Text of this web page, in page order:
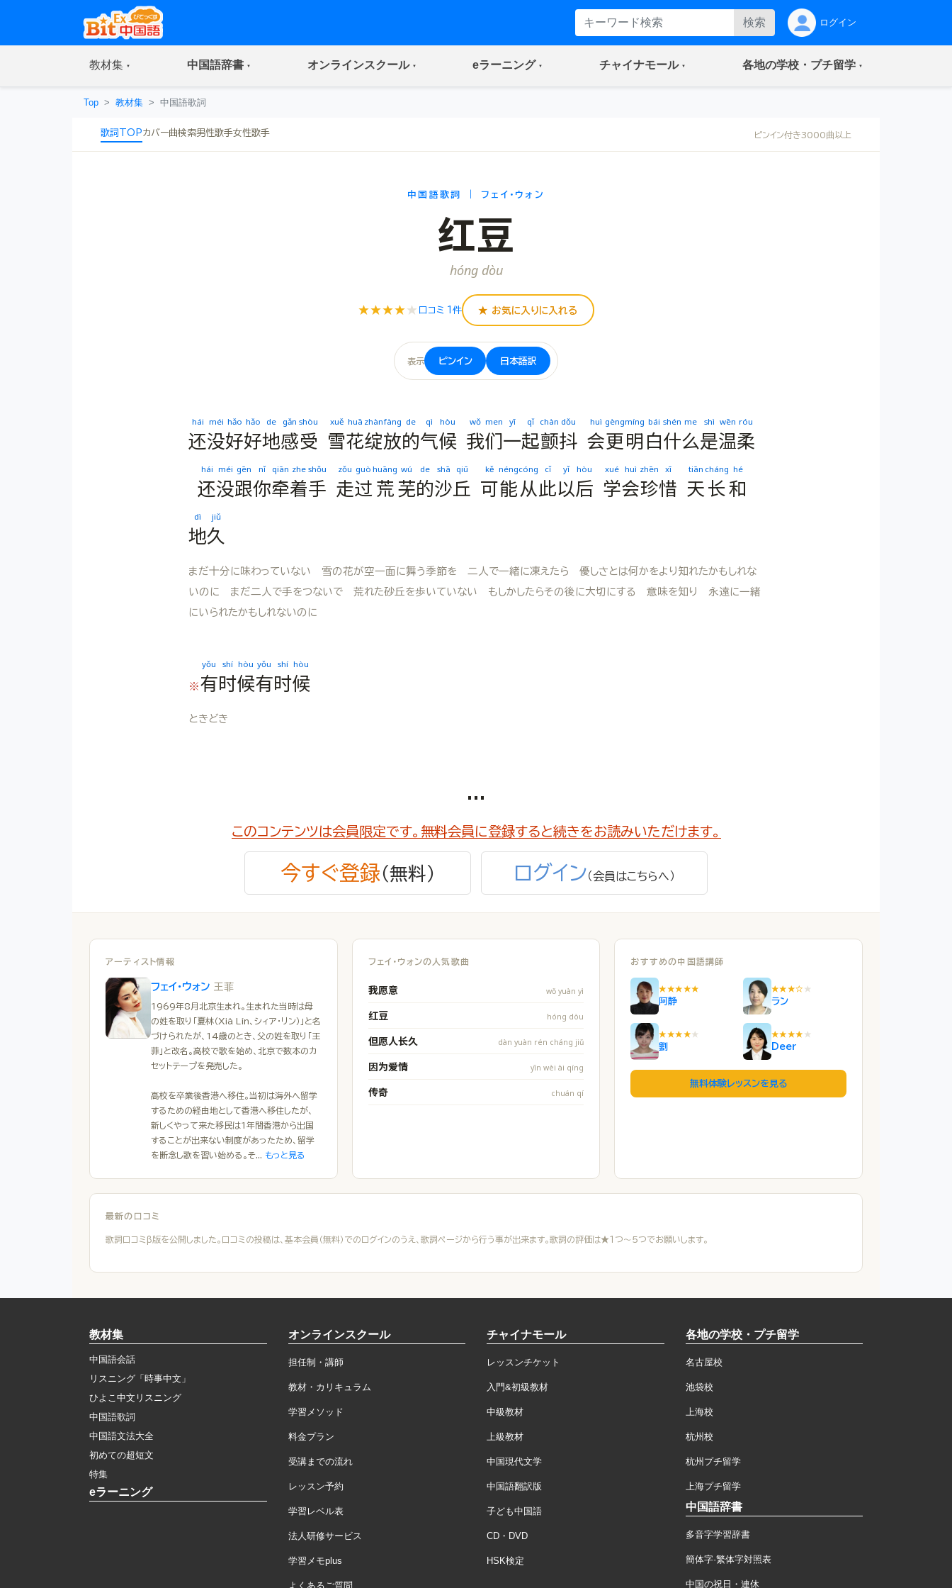
検索 ログイン
教材集(current) 中国語辞書(current) オンラインスクール(current) eラーニング(current) チャイナモール(current) 各地の学校・プチ留学(current)
Top 教材集 中国語歌詞
歌詞TOPカバー曲検索男性歌手女性歌手 ピンイン付き3000曲以上
中国語歌詞 ｜ フェイ・ウォン
红豆
hóng dòu
★★★★ ★ 口コミ 1件 ★ お気に入りに入れる
表示 ピンイン 日本語訳
还
hái
没
méi
好
hǎo
好
hǎo
地
de
感
gǎn
受
shòu
雪
xuě
花
huā
绽
zhàn
放
fàng
的
de
气
qì
候
hòu
我
wǒ
们
men
一
yī
起
qǐ
颤
chàn
抖
dǒu
会
huì
更
gèng
明
míng
白
bái
什
shén
么
me
是
shì
温
wēn
柔
róu
还
hái
没
méi
跟
gēn
你
nǐ
牵
qiān
着
zhe
手
shǒu
走
zǒu
过
guò
荒
huāng
芜
wú
的
de
沙
shā
丘
qiū
可
kě
能
néng
从
cóng
此
cǐ
以
yǐ
后
hòu
学
xué
会
huì
珍
zhēn
惜
xī
天
tiān
长
cháng
和
hé
地
dì
久
jiǔ
まだ十分に味わっていない 雪の花が空一面に舞う季節を 二人で一緒に凍えたら 優しさとは何かをより知れたかもしれな
いのに まだ二人で手をつないで 荒れた砂丘を歩いていない もしかしたらその後に大切にする 意味を知り 永遠に一緒
にいられたかもしれないのに
※有
yǒu
时
shí
候
hòu
有
yǒu
时
shí
候
hòu
ときどき
...
このコンテンツは会員限定です。無料会員に登録すると続きをお読みいただけます。
今すぐ登録（無料） ログイン（会員はこちらへ）
アーティスト情報
フェイ・ウォン 王菲
1969年8月北京生まれ。生まれた当時は母
の姓を取り「夏林（Xià Lín、シィア・リン）」と名
づけられたが、14歳のとき、父の姓を取り「王
菲」と改名。高校で歌を始め、北京で数本のカ
セットテープを発売した。
高校を卒業後香港へ移住。当初は海外へ留学
するための経由地として香港へ移住したが、
新しくやって来た移民は1年間香港から出国
することが出来ない制度があったため、留学
を断念し歌を習い始める。そ... もっと見る
フェイ・ウォンの人気歌曲
我愿意 wǒ yuàn yì
红豆 hóng dòu
但愿人长久 dàn yuàn rén cháng jiǔ
因为爱情 yīn wèi ài qíng
传奇 chuán qí
おすすめの中国語講師
★★★★★
阿静
★★★☆ ★
ラン
★★★★ ★
劉
★★★★ ★
Deer
無料体験レッスンを見る
最新の口コミ
歌詞口コミβ版を公開しました。口コミの投稿は、基本会員（無料）でのログインのうえ、歌詞ページから行う事が出来ます。歌詞の評価は★１つ～５つでお願いします。
教材集
中国語会話
リスニング「時事中文」
ひよこ中文リスニング
中国語歌詞
中国語文法大全
初めての超短文
特集
eラーニング
オンラインスクール
担任制・講師
教材・カリキュラム
学習メソッド
料金プラン
受講までの流れ
レッスン予約
学習レベル表
法人研修サービス
学習メモplus
よくあるご質問
チャイナモール
レッスンチケット
入門&初級教材
中級教材
上級教材
中国現代文学
中国語翻訳版
子ども中国語
CD・DVD
HSK検定
各地の学校・プチ留学
名古屋校
池袋校
上海校
杭州校
杭州プチ留学
上海プチ留学
中国語辞書
多音字学習辞書
簡体字·繁体字対照表
中国の祝日・連休